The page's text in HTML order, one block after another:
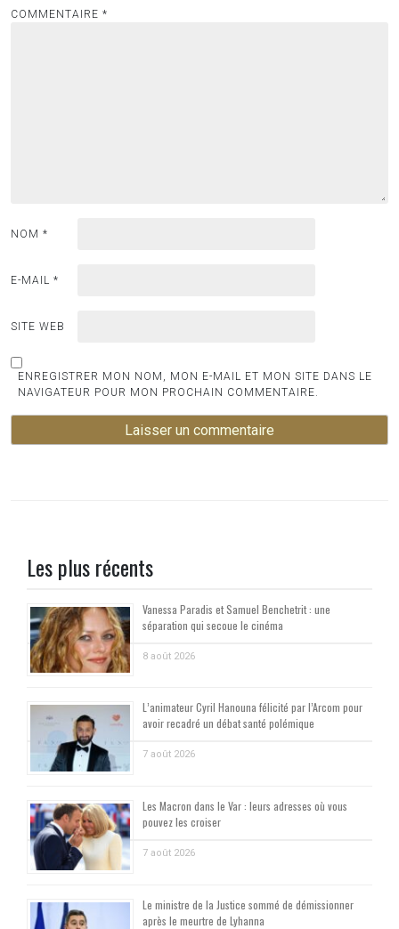
COMMENTAIRE *
NOM *
E-MAIL *
SITE WEB
ENREGISTRER MON NOM, MON E-MAIL ET MON SITE DANS LE
NAVIGATEUR POUR MON PROCHAIN COMMENTAIRE.
Les plus récents
Vanessa Paradis et Samuel Benchetrit : une
séparation qui secoue le cinéma
8 août 2026
L’animateur Cyril Hanouna félicité par l’Arcom pour
avoir recadré un débat santé polémique
7 août 2026
Les Macron dans le Var : leurs adresses où vous
pouvez les croiser
7 août 2026
Le ministre de la Justice sommé de démissionner
après le meurtre de Lyhanna